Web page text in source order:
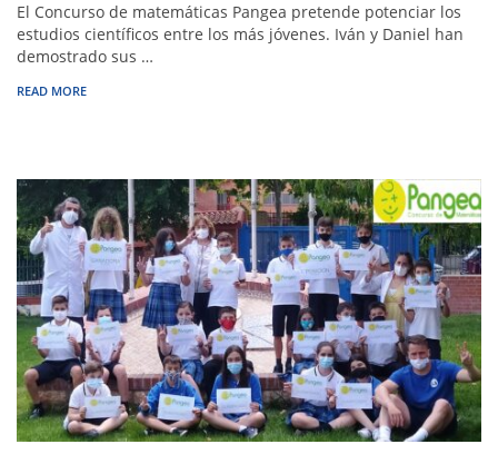
El Concurso de matemáticas Pangea pretende potenciar los
estudios científicos entre los más jóvenes. Iván y Daniel han
demostrado sus …
READ MORE